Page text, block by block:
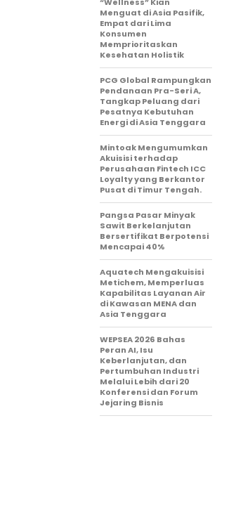
“Wellness” Kian
Menguat di Asia Pasifik,
Empat dari Lima
Konsumen
Memprioritaskan
Kesehatan Holistik
PCG Global Rampungkan
Pendanaan Pra-Seri A,
Tangkap Peluang dari
Pesatnya Kebutuhan
Energi di Asia Tenggara
Mintoak Mengumumkan
Akuisisi terhadap
Perusahaan Fintech ICC
Loyalty yang Berkantor
Pusat di Timur Tengah.
Pangsa Pasar Minyak
Sawit Berkelanjutan
Bersertifikat Berpotensi
Mencapai 40%
Aquatech Mengakuisisi
Metichem, Memperluas
Kapabilitas Layanan Air
di Kawasan MENA dan
Asia Tenggara
WEPSEA 2026 Bahas
Peran AI, Isu
Keberlanjutan, dan
Pertumbuhan Industri
Melalui Lebih dari 20
Konferensi dan Forum
Jejaring Bisnis